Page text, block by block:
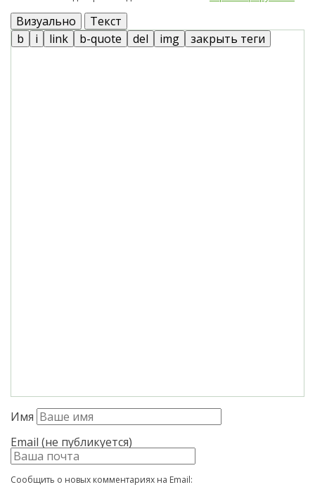
Визуально Текст
Имя
Email (не публикуется)
Сообщить о новых комментариях на Email: